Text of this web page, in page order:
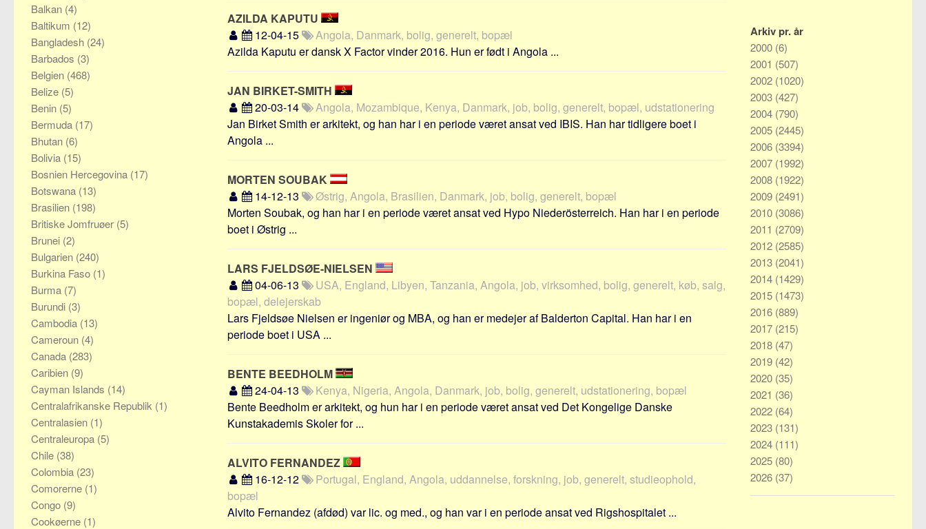
AZILDA KAPUTU
12-04-15
Angola, Danmark, bolig, generelt, bopæl
Azilda Kaputu er dansk X Factor vinder 2016. Hun er født i Angola ...
JAN BIRKET-SMITH
20-03-14
Angola, Mozambique, Kenya, Danmark, job, bolig, generelt, bopæl, udstationering
Jan Birket Smith er arkitekt, og han har i en periode været ansat ved IBIS. Han har tidligere boet i
Angola ...
MORTEN SOUBAK
14-12-13
Østrig, Angola, Brasilien, Danmark, job, bolig, generelt, bopæl
Morten Soubak, og han har i en periode været ansat ved Hypo Niederösterreich. Han har i en periode
boet i Østrig ...
LARS FJELDSØE-NIELSEN
04-06-13
USA, England, Libyen, Tanzania, Angola, job, virksomhed, bolig, generelt, køb, salg,
bopæl, delejerskab
Lars Fjeldsøe Nielsen er ingeniør og MBA, og han er medejer af Balderton Capital. Han har i en
periode boet i USA ...
BENTE BEEDHOLM
24-04-13
Kenya, Nigeria, Angola, Danmark, job, bolig, generelt, udstationering, bopæl
Bente Beedholm er arkitekt, og hun har i en periode været ansat ved Det Kongelige Danske
Kunstakademis Skoler for ...
ALVITO FERNANDEZ
16-12-12
Portugal, England, Angola, uddannelse, forskning, job, generelt, studieophold,
bopæl
Alvito Fernandez (afdød) var lic. og med., og han var i en periode ansat ved Rigshospitalet ...
Balkan (4)
Baltikum (12)
Bangladesh (24)
Barbados (3)
Belgien (468)
Belize (5)
Benin (5)
Bermuda (17)
Bhutan (6)
Bolivia (15)
Bosnien Hercegovina (17)
Botswana (13)
Brasilien (198)
Britiske Jomfruøer (5)
Brunei (2)
Bulgarien (240)
Burkina Faso (1)
Burma (7)
Burundi (3)
Cambodia (13)
Cameroun (4)
Canada (283)
Caribien (9)
Cayman Islands (14)
Centralafrikanske Republik (1)
Centralasien (1)
Centraleuropa (5)
Chile (38)
Colombia (23)
Comorerne (1)
Congo (9)
Cookøerne (1)
Arkiv pr. år
2000 (6)
2001 (507)
2002 (1020)
2003 (427)
2004 (790)
2005 (2445)
2006 (3394)
2007 (1992)
2008 (1922)
2009 (2491)
2010 (3086)
2011 (2709)
2012 (2585)
2013 (2041)
2014 (1429)
2015 (1473)
2016 (889)
2017 (215)
2018 (47)
2019 (42)
2020 (35)
2021 (36)
2022 (64)
2023 (131)
2024 (111)
2025 (80)
2026 (37)